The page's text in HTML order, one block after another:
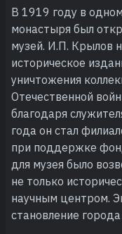
В 1919 году в
монастыря был
музей. И.П. Крылов
историческое
уничтожения
Отечественной
благодаря
года он стал
при поддержке
для музея было
не только
научным центром.
становление